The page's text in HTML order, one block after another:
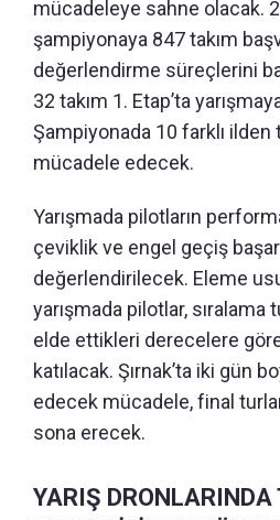
mücadeleye sahne olacak.
şampiyonaya 847 takım
değerlendirme süreçlerini
32 takım 1. Etap’ta
Şampiyonada 10 farklı ilden
mücadele edecek.
Yarışmada pilotların
çeviklik ve engel geçiş
değerlendirilecek. Eleme
yarışmada pilotlar, sıralama
elde ettikleri derecelere
katılacak. Şırnak’ta iki gün
edecek mücadele, final
sona erecek.
YARIŞ DRONLARINDA